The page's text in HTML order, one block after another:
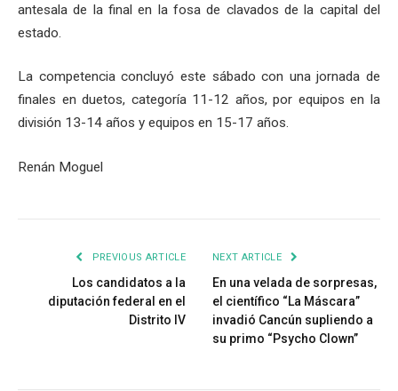
antesala de la final en la fosa de clavados de la capital del
estado.
La competencia concluyó este sábado con una jornada de
finales en duetos, categoría 11-12 años, por equipos en la
división 13-14 años y equipos en 15-17 años.
Renán Moguel
PREVIOUS ARTICLE
Los candidatos a la
diputación federal en el
Distrito IV
NEXT ARTICLE
En una velada de sorpresas,
el científico “La Máscara”
invadió Cancún supliendo a
su primo “Psycho Clown”